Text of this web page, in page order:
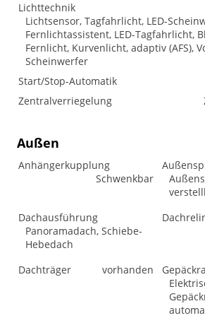
Lichttechnik
Lichtsensor, Tagfahrlicht, LED-
Fernlichtassistent, LED-Tagfahrlicht,
Fernlicht, Kurvenlicht, adaptiv (AFS),
Scheinwerfer
Start/Stop-Automatik
Zentralverriegelung
Außen
Anhängerkupplung
Schwenkbar
Dachausführung
Panoramadach, Schiebe-
Hebedach
Dachträger vorhanden